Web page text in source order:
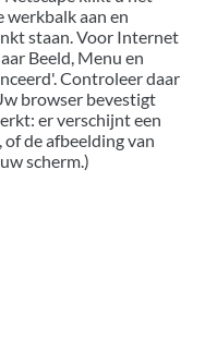
werkbalk aan en
staan. Voor Internet
Beeld, Menu en
Controleer daar
browser bevestigt
er verschijnt een
de afbeelding van
scherm.)